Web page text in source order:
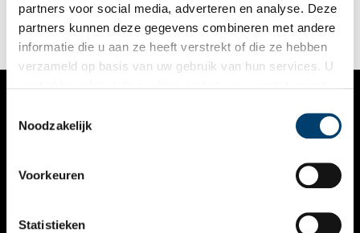
partners voor social media, adverteren en analyse. Deze
partners kunnen deze gegevens combineren met andere
informatie die u aan ze heeft verstrekt of die ze hebben
verzameld op basis van uw gebruik van hun services. U
Noodzakelijk
Voorkeuren
Statistieken
VERHALEN
KALENDER
THEMA’S